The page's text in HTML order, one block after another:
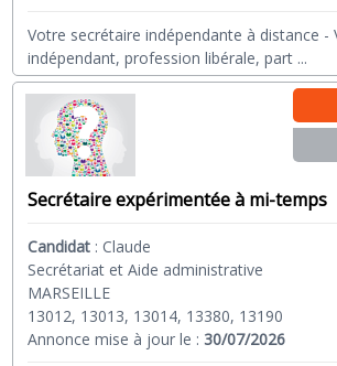
Votre secrétaire indépendante à distance -
indépendant, profession libérale, part ...
Secrétaire expérimentée à mi-temps
Candidat : Claude
Secrétariat et Aide administrative
MARSEILLE
13012, 13013, 13014, 13380, 13190
Annonce mise à jour le :30/07/2026